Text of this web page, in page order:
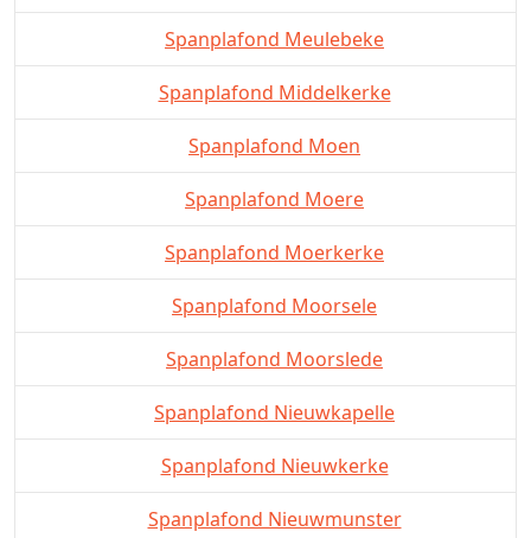
Spanplafond Meulebeke
Spanplafond Middelkerke
Spanplafond Moen
Spanplafond Moere
Spanplafond Moerkerke
Spanplafond Moorsele
Spanplafond Moorslede
Spanplafond Nieuwkapelle
Spanplafond Nieuwkerke
Spanplafond Nieuwmunster